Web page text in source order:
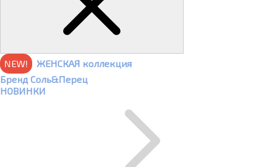
NEW!
ЖЕНСКАЯ коллекция
Бренд Соль&Перец
НОВИНКИ